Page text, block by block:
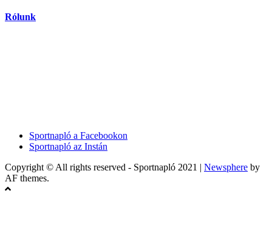
Rólunk
Sportnapló a Facebookon
Sportnapló az Instán
Copyright © All rights reserved - Sportnapló 2021 | Newsphere by
AF themes.